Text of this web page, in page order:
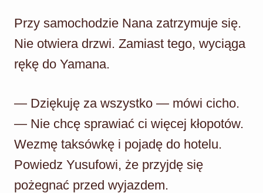
Przy samochodzie Nana zatrzymuje się.
Nie otwiera drzwi. Zamiast tego, wyciąga
rękę do Yamana.
— Dziękuję za wszystko — mówi cicho.
— Nie chcę sprawiać ci więcej kłopotów.
Wezmę taksówkę i pojadę do hotelu.
Powiedz Yusufowi, że przyjdę się
pożegnać przed wyjazdem.